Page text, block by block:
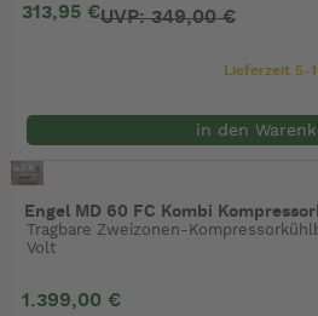
313,95 €UVP: 349,00 €
Lieferzeit 5-
in den
Engel MD 60 FC Kombi
Tragbare Zweizonen-
Volt
1.399,00 €